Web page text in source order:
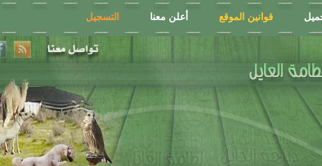
قوانين الموقع أعلن معنا التسجيل